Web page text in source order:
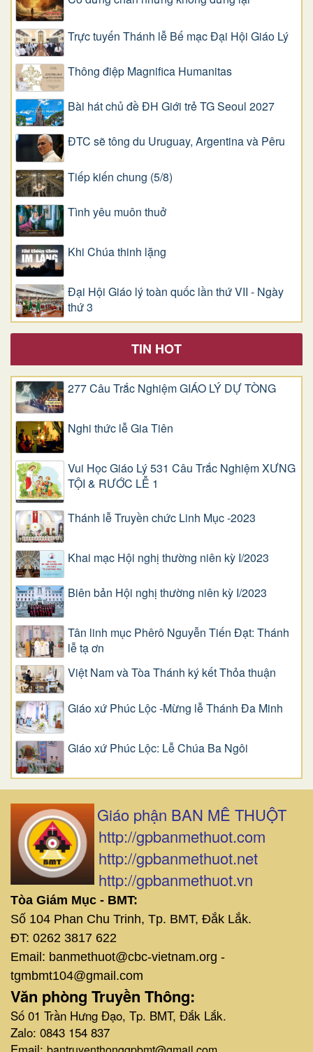
Trực tuyến Thánh lễ Bế mạc Đại Hội Giáo Lý
Thông điệp Magnifica Humanitas
Bài hát chủ đề ĐH Giới trẻ TG Seoul 2027
ĐTC sẽ tông du Uruguay, Argentina và Pêru
Tiếp kiến chung (5/8)
Tình yêu muôn thuở
Khi Chúa thinh lặng
Đại Hội Giáo lý toàn quốc lần thứ VII - Ngày
thứ 3
TIN HOT
277 Câu Trắc Nghiệm GIÁO LÝ DỰ TÒNG
Nghi thức lễ Gia Tiên
Vui Học Giáo Lý 531 Câu Trắc Nghiệm XƯNG
TỘI & RƯỚC LỄ 1
Thánh lễ Truyền chức Linh Mục -2023
Khai mạc Hội nghị thường niên kỳ I/2023
Biên bản Hội nghị thường niên kỳ I/2023
Tân linh mục Phêrô Nguyễn Tiến Đạt: Thánh
lễ tạ ơn
Việt Nam và Tòa Thánh ký kết Thỏa thuận
Giáo xứ Phúc Lộc -Mừng lễ Thánh Đa Minh
Giáo xứ Phúc Lộc: Lễ Chúa Ba Ngôi
Giáo phận BAN MÊ THUỘT
http://gpbanmethuot.com
http://gpbanmethuot.net
http://gpbanmethuot.vn
Tòa Giám Mục - BMT:
Số 104 Phan Chu Trinh, Tp. BMT, Đắk Lắk.
ĐT: 0262 3817 622
Email: banmethuot@cbc-vietnam.org -
tgmbmt104@gmail.com
Văn phòng Truyền Thông:
Số 01 Trần Hưng Đạo, Tp. BMT, Đắk Lắk.
Zalo: 0843 154 837